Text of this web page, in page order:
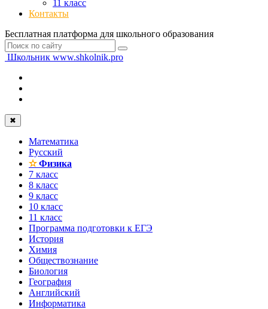
11 класс
Контакты
Бесплатная платформа для школьного образования
Школьник www.shkolnik.pro
✖
Математика
Русский
✫Физика
7 класс
8 класс
9 класс
10 класс
11 класс
Программа подготовки к ЕГЭ
История
Химия
Обществознание
Биология
География
Английский
Информатика